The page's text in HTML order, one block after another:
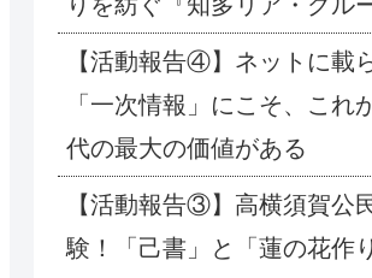
【活動報告④】ネットに載
「一次情報」にこそ、これ
代の最大の価値がある
【活動報告③】高横須賀公
験！「己書」と「蓮の花作